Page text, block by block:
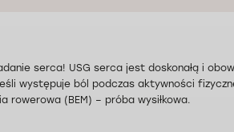
serca! USG serca jest doskonałą i
występuje ból podczas aktywności
rowerowa (BEM) – próba wysiłkowa.